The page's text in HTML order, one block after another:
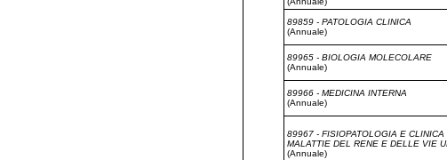
89859 - PATOLOGIA CLINICA
(Annuale)
89965 - BIOLOGIA MOLECOLARE
(Annuale)
89966 - MEDICINA INTERNA
(Annuale)
89967 - FISIOPATOLOGIA E CLINICA
MALATTIE DEL RENE E DELLE VIE
(Annuale)